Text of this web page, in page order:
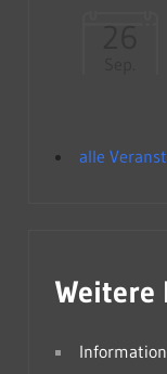
26
alle
Weitere